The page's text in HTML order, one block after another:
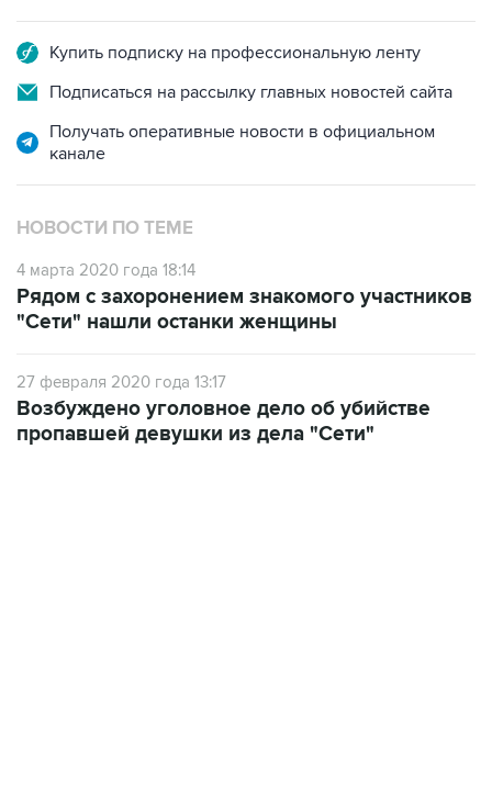
Купить подписку на профессиональную ленту
Подписаться на рассылку главных новостей сайта
Получать оперативные новости в официальном
канале
НОВОСТИ ПО ТЕМЕ
4 марта 2020 года 18:14
Рядом с захоронением знакомого участников
"Сети" нашли останки женщины
27 февраля 2020 года 13:17
Возбуждено уголовное дело об убийстве
пропавшей девушки из дела "Сети"